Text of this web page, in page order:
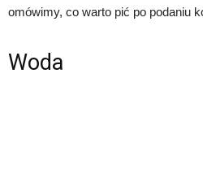
omówimy, co warto pić po podaniu
Woda